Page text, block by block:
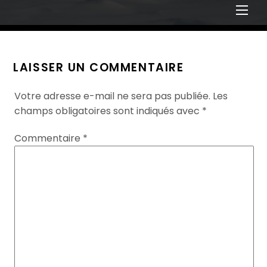
LAISSER UN COMMENTAIRE
Votre adresse e-mail ne sera pas publiée. Les
champs obligatoires sont indiqués avec *
Commentaire *